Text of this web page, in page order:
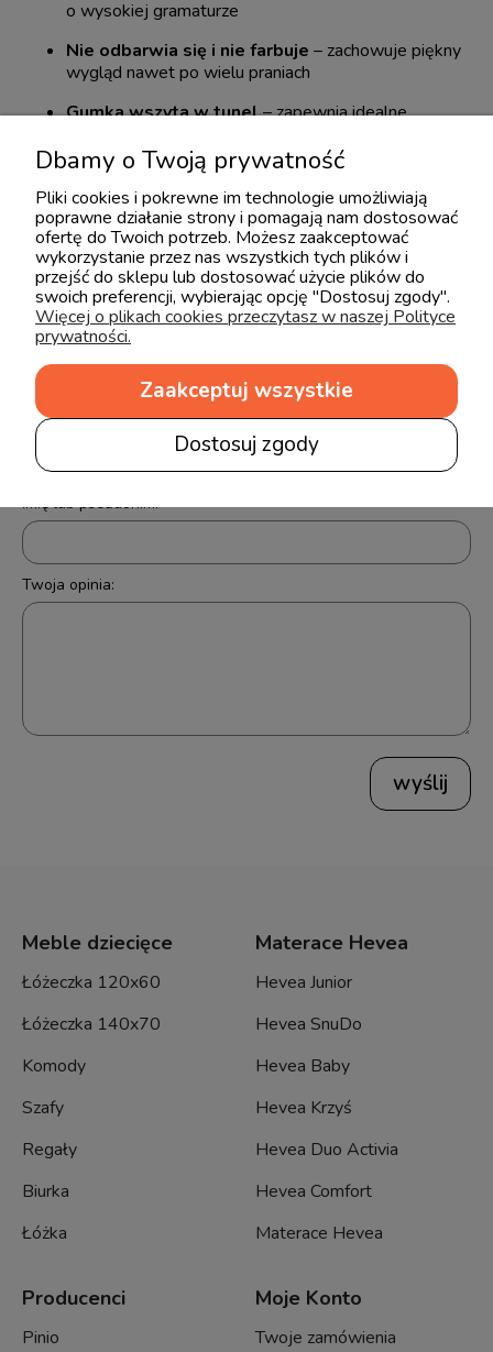
o wysokiej gramaturze
Nie odbarwia się i nie farbuje – zachowuje piękny
wygląd nawet po wielu praniach
Gumka wszyta w tunel– zapewnia idealne
Dostępne w wielu rozmiarach– również w
nietypowych wariantach
Pasuje na materace o wysokości od 7 do 15 cm
– idealne do wszystkich materacy dziecięcych
HEVEA
Łatwa pielęgnacja– można prać w temperaturze
do 60°C
Opinie o produkcie (0)
Imię lub pseudonim:
Twoja opinia:
wyślij
Meble dziecięce
Łóżeczka 120x60
Łóżeczka 140x70
Komody
Szafy
Regały
Biurka
Łóżka
Materace Hevea
Hevea Junior
Hevea SnuDo
Hevea Baby
Hevea Krzyś
Hevea Duo Activia
Hevea Comfort
Materace Hevea
Producenci
Pinio
Moje Konto
Twoje zamówienia
Dbamy o Twoją prywatność
Pliki cookies i pokrewne im technologie umożliwiają
poprawne działanie strony i pomagają nam dostosować
ofertę do Twoich potrzeb. Możesz zaakceptować
wykorzystanie przez nas wszystkich tych plików i
przejść do sklepu lub dostosować użycie plików do
swoich preferencji, wybierając opcję "Dostosuj zgody".
Więcej o plikach cookies przeczytasz w naszej Polityce
prywatności.
Dostosuj zgody
Zaakceptuj wszystkie